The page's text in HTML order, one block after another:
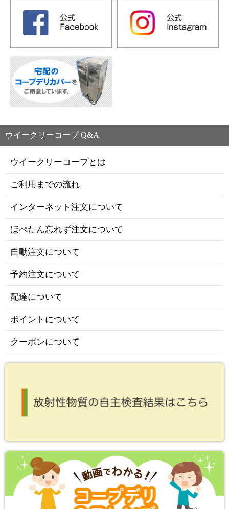
ウイークリーコープ Q&A
ウイークリーコープとは
ご利用までの流れ
インターネット注文について
ほぺたん忘れず注文について
自動注文について
予約注文について
配達について
ポイントについて
クーポンについて